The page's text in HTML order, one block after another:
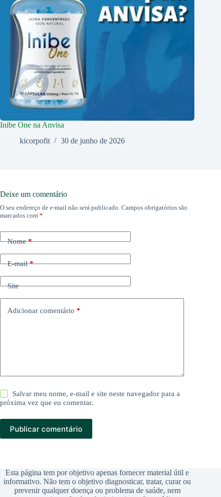
Inibe One na Anvisa
kicorpofit
30 de junho de 2026
Deixe um comentário
O seu endereço de e-mail não será publicado. Campos obrigatórios são
marcados com *
Nome*
E-mail*
Site
Adicionar comentário *
Salvar meu nome, e-mail e site neste navegador para a
próxima vez que eu comentar.
Publicar comentário
Esta página tem por objetivo apenas fornecer material útil e
informativo. Não tem o objetivo diagnosticar, tratar, curar ou
prevenir qualquer doença ou problema de saúde, nem